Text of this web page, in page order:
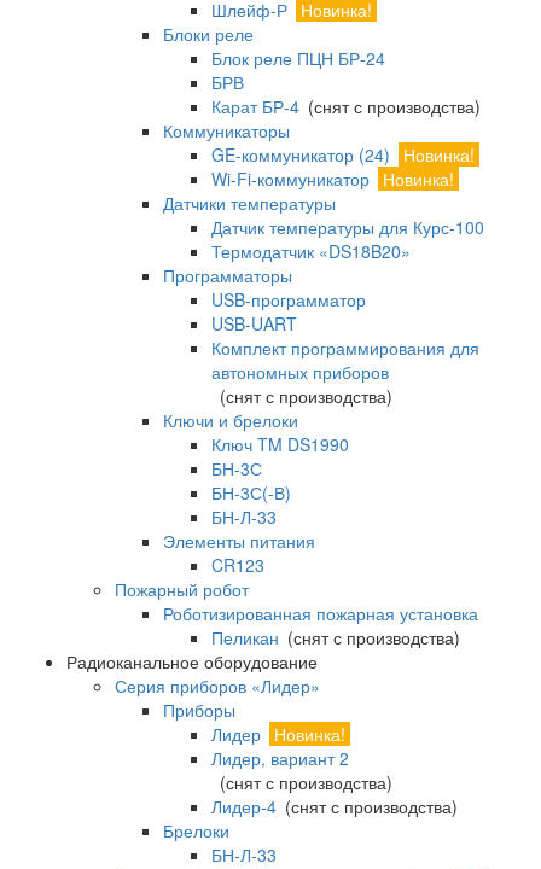
Шлейф-Р Новинка!
Блоки реле
Блок реле ПЦН БР-24
БРВ
Карат БР-4 (снят с производства)
Коммуникаторы
GE-коммуникатор (24)
Новинка!
Wi-Fi-коммуникатор Новинка!
Датчики температуры
Датчик температуры для Курс-100
Термодатчик «DS18B20»
Программаторы
USB-программатор
USB-UART
Комплект программирования для
автономных приборов
(снят с производства)
Ключи и брелоки
Ключ TM DS1990
БН-3С
БН-3С(-В)
БН-Л-33
Элементы питания
CR123
Пожарный робот
Роботизированная пожарная установка
Пеликан (снят с производства)
Радиоканальное оборудование
Серия приборов «Лидер»
Приборы
Лидер Новинка!
Лидер, вариант 2
(снят с производства)
Лидер-4 (снят с производства)
Брелоки
БН-Л-33